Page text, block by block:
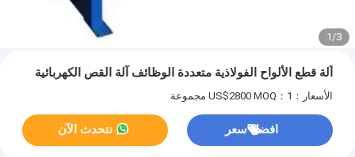
1/3
آلة قطع الألواح الفولاذية متعددة الوظائف آلة القص الكهربائية
الأسعار：US$2800 MOQ：1 مجموعة
افضل سعر نتحدث الآن